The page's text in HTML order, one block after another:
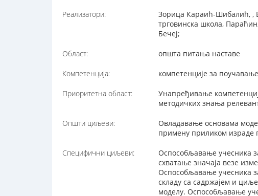
Реализатори:
Зорица Караић-Шибалић, ,
трговинска школа,
Бечеј;
Област: општа питања наставе
Компетенција: компетенције за
Приоритетна област:
Унапређивање
методичких знања
Општи циљеви:
Овладавање основама
примену приликом израде
Специфични циљеви:
Оспособљавање учесника
схватање значаја везе
Оспособљавање учесника
складу са садржајем и
моделу. Оспособљавање